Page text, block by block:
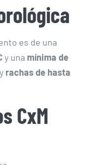
es de una
y una mínima de
y rachas de hasta
CxM